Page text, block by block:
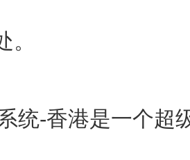
统-香港是一个超